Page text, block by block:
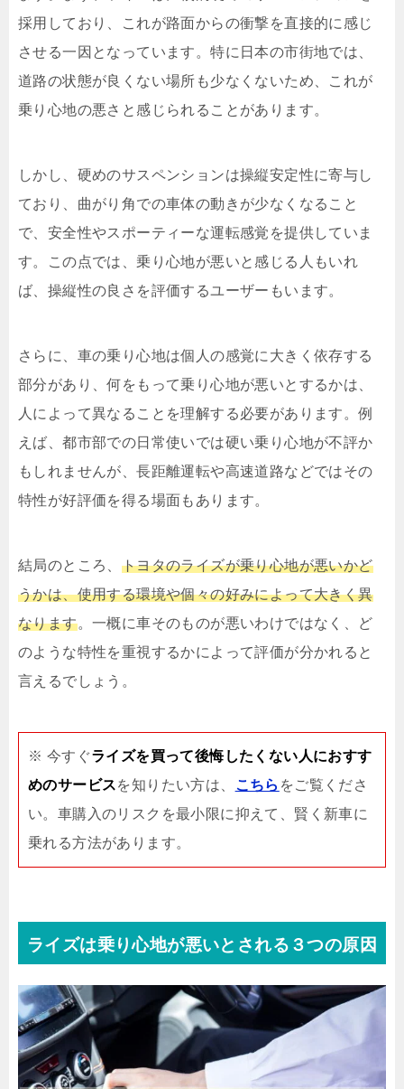
採用しており、これが路面からの衝撃を直接的に感じ
させる一因となっています。特に日本の市街地では、
道路の状態が良くない場所も少なくないため、これが
乗り心地の悪さと感じられることがあります。
しかし、硬めのサスペンションは操縦安定性に寄与し
ており、曲がり角での車体の動きが少なくなること
で、安全性やスポーティーな運転感覚を提供していま
す。この点では、乗り心地が悪いと感じる人もいれ
ば、操縦性の良さを評価するユーザーもいます。
さらに、車の乗り心地は個人の感覚に大きく依存する
部分があり、何をもって乗り心地が悪いとするかは、
人によって異なることを理解する必要があります。例
えば、都市部での日常使いでは硬い乗り心地が不評か
もしれませんが、長距離運転や高速道路などではその
特性が好評価を得る場面もあります。
結局のところ、 トヨタのライズが乗り心地が悪いかど
うかは、使用する環境や個々の好みによって大きく異
なります。一概に車そのものが悪いわけではなく、ど
のような特性を重視するかによって評価が分かれると
言えるでしょう。
※ 今すぐライズを買って後悔したくない人におすす
めのサービスを知りたい方は、 こちら をご覧くださ
い。車購入のリスクを最小限に抑えて、賢く新車に
乗れる方法があります。
ライズは乗り心地が悪いとされる３つの原因